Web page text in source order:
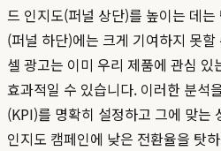
드 인지도(퍼널 상단)를 높이는 데
(퍼널 하단)에는 크게 기여하지 못
셀 광고는 이미 우리 제품에 관심
효과적일 수 있습니다. 이러한 분석
(KPI)를 명확히 설정하고 그에 맞는
인지도 캠페인에 낮은 전환율을 탓